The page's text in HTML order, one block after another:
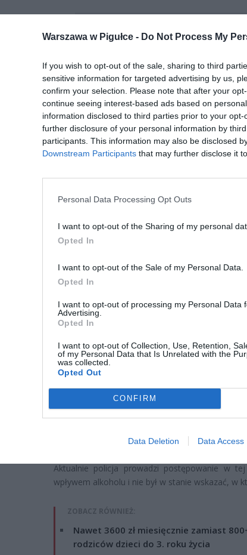
Warszawa w Pigułce - Do Not Process My
If you wish to opt-out of the sale, sharing to third
sensitive information for targeted advertising by us,
confirm your selection. Please note that after your
continue seeing interest-based ads based on
information disclosed to third parties prior to your
further disclosure of your personal information by
participants. This information may also be disclosed
Downstream Participants that may further disclose it
Personal Data Processing Opt Outs
I want to opt-out of the Sharing of my personal
Opted In
I want to opt-out of the Sale of my Personal Data.
Opted In
I want to opt-out of processing my Personal Data
Advertising.
Opted In
I want to opt-out of Collection, Use, Retention,
of my Personal Data that Is Unrelated with the
was collected.
Opted Out
CONFIRM
Data Deletion Data Access
Play
Dodaj nas do preferowanych źródeł w Google
Fot. Łukasz/ Warszawa
Aktualnie policja prowadzi postępowanie w
wpływem alkoholu i nie był w stanie wskazać, w
ZOBACZ RÓWNIEŻ:
Nawet 3600 zł miesięcznie zamiast
rodziców dzieci do 3. roku życia